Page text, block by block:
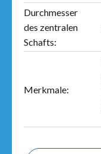
Durchmesser
des zentralen
Schafts:
Merkmale: